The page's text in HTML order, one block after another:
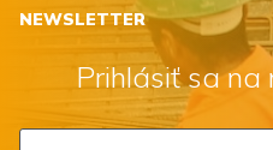
NEWSLETTER
Prihlásiť sa